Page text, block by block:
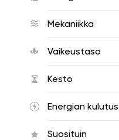
Mekaniikka
Vaikeustaso
Kesto
Energian kulutus
Suosituin